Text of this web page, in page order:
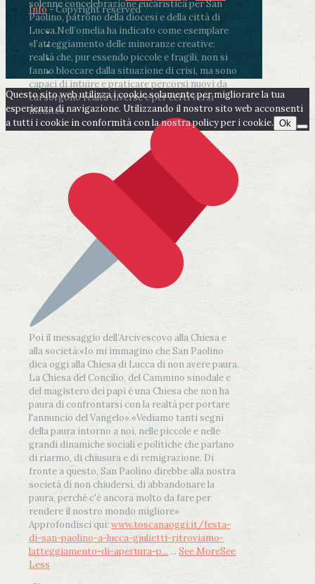
solenne concelebrazione eucaristica per San
Paolino, patrono della diocesi e della città di
Lucca.Nell’omelia ha indicato come esemplare
«l’atteggiamento delle minoranze creative:
realtà che, pur essendo piccole e fragili, non si
fanno bloccare dalla situazione di crisi, ma sono
capaci di intuire e praticare percorsi nuovi da
cui sorgono realtà diverse e per certi versi
inedite».
Poi il messaggio dell’Arcivescovo alla Chiesa e
alla società:«Io mi immagino che San Paolino
dica oggi alla Chiesa di Lucca di non avere paura.
La Chiesa del Concilio, del Cammino sinodale e
del magistero dei papi è una Chiesa che non ha
paura di confrontarsi con la realtà per portare
l'annuncio del Vangelo».«Vediamo tanti segni
della paura intorno a noi, nelle piccole e nelle
grandi dinamiche sociali e politiche che parlano
di riarmo, di chiusura e di remigrazione. Di
fronte a questo, San Paolino direbbe alla nostra
società di non chiudersi, di abbandonare la
paura, perché c'è ancora molto da fare per
rendere il nostro mondo migliore»
Approfondisci qui: www.toscanaoggi.it/festa-
di-san-paolino-a-lucca-giulietti-ritroviamo-
latteggiamento-di-apertura-p... ... See MoreSee
Less
Info- Copyright reserved
Questo sito web utilizza i cookie solamente per migliorare la tua
esperienza di navigazione. Utilizzando il nostro sito web acconsenti
a tutti i cookie in conformità con la nostra policy per i cookie. Ok